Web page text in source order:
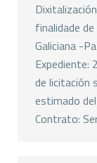
finalidade
Galiciana -
Expediente:
de licitación
estimado
Contrato: